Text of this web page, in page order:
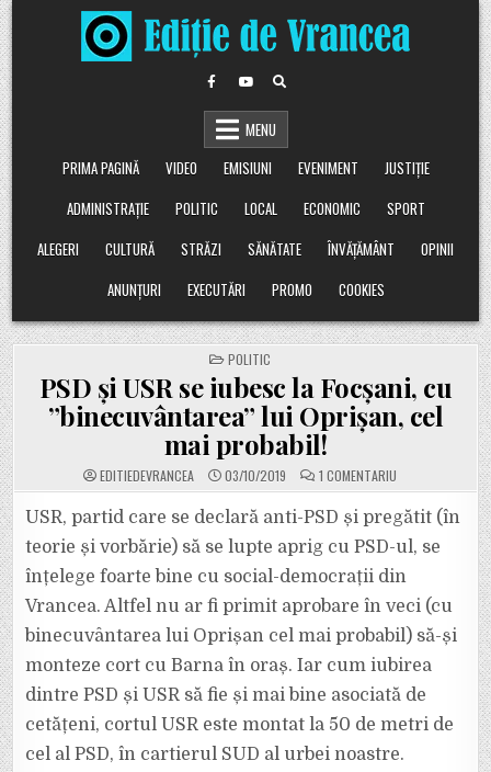
Skip
to
content
MENU
PRIMA PAGINĂ
VIDEO EMISIUNI EVENIMENT
JUSTIȚIE
ADMINISTRAȚIE
POLITIC LOCAL ECONOMIC
SPORT
ALEGERI
CULTURĂ STRĂZI SĂNĂTATE ÎNVĂȚĂMÂNT
OPINII
ANUNȚURI
EXECUTĂRI PROMO COOKIES
POSTED
IN
POLITIC
PSD și USR se iubesc la Focșani, cu
”binecuvântarea” lui Oprișan, cel
mai probabil!
EDITIEDEVRANCEA 03/10/2019 1 COMENTARIU
PSD
USR
SE
IUBESC
LA
CU
LUI
OPRIȘAN,
CEL
MAI
PROBABIL!
USR, partid care se declară anti-PSD și pregătit (în
teorie și vorbărie) să se lupte aprig cu PSD-ul, se
înțelege foarte bine cu social-democrații din
Vrancea. Altfel nu ar fi primit aprobare în veci (cu
binecuvântarea lui Oprișan cel mai probabil) să-și
monteze cort cu Barna în oraș. Iar cum iubirea
dintre PSD și USR să fie și mai bine asociată de
cetățeni, cortul USR este montat la 50 de metri de
cel al PSD, în cartierul SUD al urbei noastre.